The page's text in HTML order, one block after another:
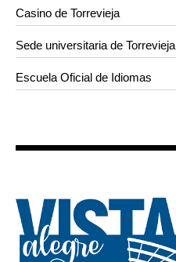
Casino de Torrevieja
Sede universitaria de Torrevieja
Escuela Oficial de Idiomas